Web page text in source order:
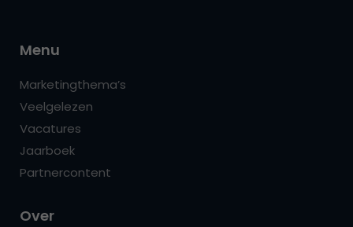
Menu
Marketingthema’s
Veelgelezen
Vacatures
Jaarboek
Partnercontent
Over